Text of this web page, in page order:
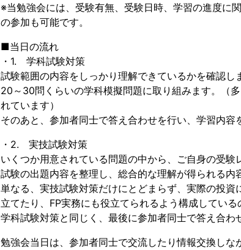
※当勉強会には、受験有無、受験日時、学習の進度に
の参加も可能です。
■当日の流れ
・1. 学科試験対策
試験範囲の内容をしっかり理解できているかを確認し
20～30問くらいの学科模擬問題に取り組みます。（
れています）
そのあと、参加者同士で答え合わせを行い、学習内容
・2. 実技試験対策
いくつか用意されている問題の中から、ご自身の受
試験の出題内容を整理し、総合的な理解が得られる内
単なる、実技試験対策だけにとどまらず、実際の投
立てたり、FP実務にも役立てられるよう構成している
学科試験対策と同じく、最後に参加者同士で答え合わ
勉強会当日は、参加者同士で交流したり情報交換し